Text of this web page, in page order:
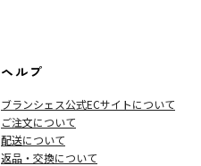
ヘルプ
ブランシェス公式ECサイトについて
ご注文について
配送について
返品・交換について